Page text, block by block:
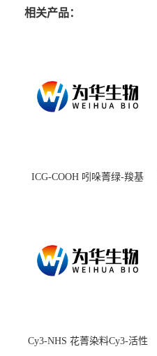
相关产品：
ICG-COOH 吲哚菁绿-羧基
Cy3-NHS 花菁染料Cy3-活性